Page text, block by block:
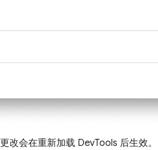
改会在重新加载 DevTools 后生效。